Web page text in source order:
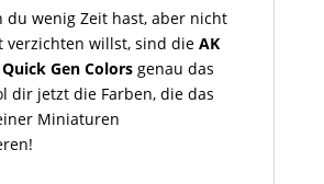
du wenig Zeit hast, aber nicht
verzichten willst, sind die AK
Gen Colorsgenau das
dir jetzt die Farben, die das
Miniaturen